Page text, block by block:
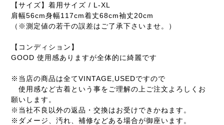
【サイズ】着用サイズ / L-XL
肩幅56cm身幅117cm着丈68cm袖丈20cm
（※測定値の若干の誤差はご了承下さいませ。）
【コンディション】
GOOD 使用感ありますが全体的に綺麗です
※当店の商品は全てVINTAGE,USEDですので
使用感など古着という事をご理解の上ご注文よろしくお
願いします。
※当社不良以外の返品・交換はお受けできかねます。
※ダメージ、汚れ、補修などある場合が御座います。